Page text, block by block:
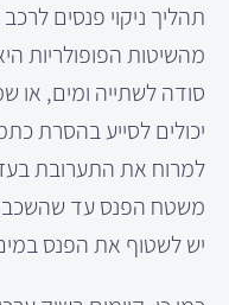
תהליך ניקוי פנסים
מהשיטות הפופולריות
סודה לשתייה ומים, או
יכולים לסייע בהסרת
למרוח את התערובת
משטח הפנס עד
יש לשטוף את הפנס